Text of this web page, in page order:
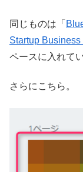
同じものは「
Startup
ペースに入れて
さらにこちら。